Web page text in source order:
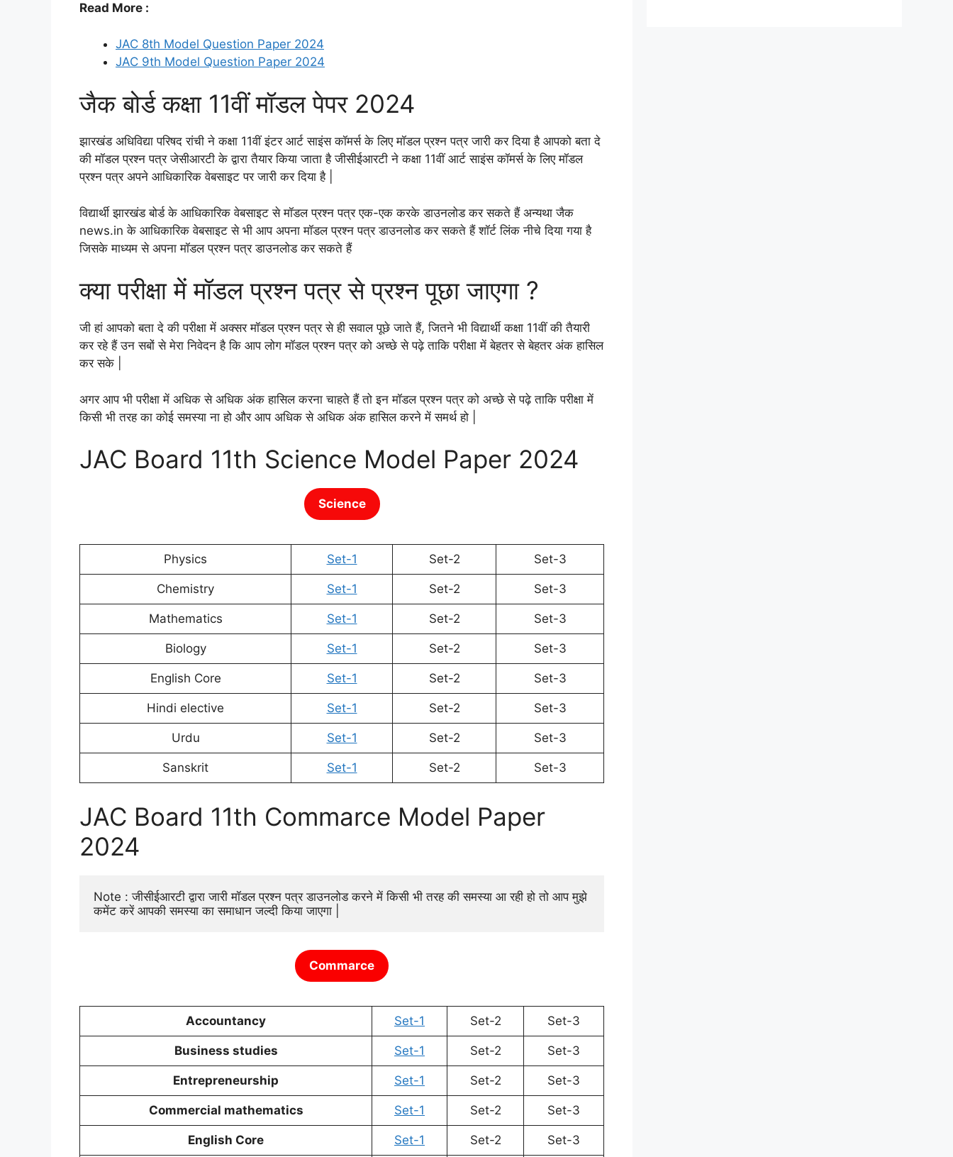
Read More :
JAC 8th Model Question Paper 2024
JAC 9th Model Question Paper 2024
जैक बोर्ड कक्षा 11वीं मॉडल पेपर 2024
झारखंड अधिविद्या परिषद रांची ने कक्षा 11वीं इंटर आर्ट साइंस कॉमर्स के लिए मॉडल प्रश्न पत्र जारी कर दिया है आपको बता दे
की मॉडल प्रश्न पत्र जेसीआरटी के द्वारा तैयार किया जाता है जीसीईआरटी ने कक्षा 11वीं आर्ट साइंस कॉमर्स के लिए मॉडल
प्रश्न पत्र अपने आधिकारिक वेबसाइट पर जारी कर दिया है |
विद्यार्थी झारखंड बोर्ड के आधिकारिक वेबसाइट से मॉडल प्रश्न पत्र एक-एक करके डाउनलोड कर सकते हैं अन्यथा जैक
news.in के आधिकारिक वेबसाइट से भी आप अपना मॉडल प्रश्न पत्र डाउनलोड कर सकते हैं शॉर्ट लिंक नीचे दिया गया है
जिसके माध्यम से अपना मॉडल प्रश्न पत्र डाउनलोड कर सकते हैं
क्या परीक्षा में मॉडल प्रश्न पत्र से प्रश्न पूछा जाएगा ?
जी हां आपको बता दे की परीक्षा में अक्सर मॉडल प्रश्न पत्र से ही सवाल पूछे जाते हैं, जितने भी विद्यार्थी कक्षा 11वीं की तैयारी
कर रहे हैं उन सबों से मेरा निवेदन है कि आप लोग मॉडल प्रश्न पत्र को अच्छे से पढ़े ताकि परीक्षा में बेहतर से बेहतर अंक हासिल
कर सके |
अगर आप भी परीक्षा में अधिक से अधिक अंक हासिल करना चाहते हैं तो इन मॉडल प्रश्न पत्र को अच्छे से पढ़े ताकि परीक्षा में
किसी भी तरह का कोई समस्या ना हो और आप अधिक से अधिक अंक हासिल करने में समर्थ हो |
JAC Board 11th Science Model Paper 2024
Science
Physics Set-1 Set-2 Set-3
Chemistry Set-1 Set-2 Set-3
Mathematics Set-1 Set-2 Set-3
Biology Set-1 Set-2 Set-3
English Core Set-1 Set-2 Set-3
Hindi elective Set-1 Set-2 Set-3
Urdu Set-1 Set-2 Set-3
Sanskrit Set-1 Set-2 Set-3
JAC Board 11th Commarce Model Paper
2024
Note : जीसीईआरटी द्वारा जारी मॉडल प्रश्न पत्र डाउनलोड करने में किसी भी तरह की समस्या आ रही हो तो आप मुझे
कमेंट करें आपकी समस्या का समाधान जल्दी किया जाएगा |
Commarce
Accountancy Set-1 Set-2 Set-3
Business studies Set-1 Set-2 Set-3
Entrepreneurship Set-1 Set-2 Set-3
Commercial mathematics Set-1 Set-2 Set-3
English Core Set-1 Set-2 Set-3